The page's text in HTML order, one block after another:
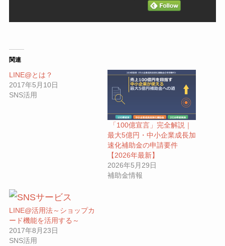
関連
LINE@とは？
2017年5月10日
SNS活用
「100億宣言」完全解説｜
最大5億円・中小企業成長加
速化補助金の申請要件
【2026年最新】
2026年5月29日
補助金情報
LINE@活用法～ショップカ
ード機能を活用する～
2017年8月23日
SNS活用